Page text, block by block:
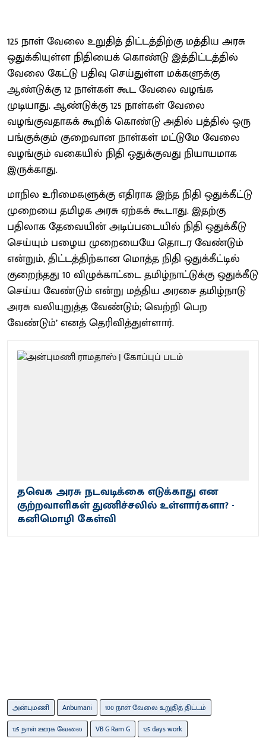
125 நாள் வேலை உறுதித் திட்டத்திற்கு மத்திய அரசு
ஒதுக்கியுள்ள நிதியைக் கொண்டு இத்திட்டத்தில்
வேலை கேட்டு பதிவு செய்துள்ள மக்களுக்கு
ஆண்டுக்கு 12 நாள்கள் கூட வேலை வழங்க
முடியாது. ஆண்டுக்கு 125 நாள்கள் வேலை
வழங்குவதாகக் கூறிக் கொண்டு அதில் பத்தில் ஒரு
பங்குக்கும் குறைவான நாள்கள் மட்டுமே வேலை
வழங்கும் வகையில் நிதி ஒதுக்குவது நியாயமாக
இருக்காது.
மாநில உரிமைகளுக்கு எதிராக இந்த நிதி ஒதுக்கீட்டு
முறையை தமிழக அரசு ஏற்கக் கூடாது. இதற்கு
பதிலாக தேவையின் அடிப்படையில் நிதி ஒதுக்கீடு
செய்யும் பழைய முறையையே தொடர வேண்டும்
என்றும், திட்டத்திற்கான மொத்த நிதி ஒதுக்கீட்டில்
குறைந்தது 10 விழுக்காட்டை தமிழ்நாட்டுக்கு ஒதுக்கீடு
செய்ய வேண்டும் என்று மத்திய அரசை தமிழ்நாடு
அரசு வலியுறுத்த வேண்டும்; வெற்றி பெற
வேண்டும்’ எனத் தெரிவித்துள்ளார்.
தவெக அரசு நடவடிக்கை எடுக்காது என
குற்றவாளிகள் துணிச்சலில் உள்ளார்களா? -
கனிமொழி கேள்வி
அன்புமணி Anbumani
100 நாள் வேலை உறுதித் திட்டம்
125 நாள் ஊரக வேலை
VB G Ram G 125 days work